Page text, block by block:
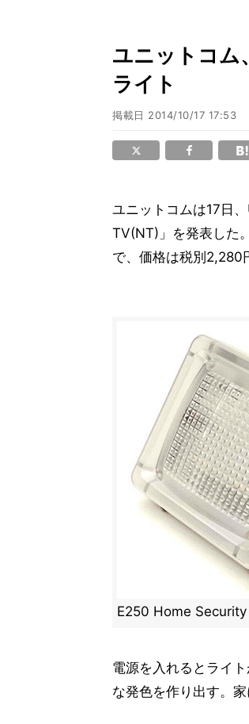
ユニットコム
ライト
掲載日 2014/10/17 17:53
ユニットコムは17日
TV(NT)」を発表した
で、価格は税別2,280
E250 Home
電源を入れるとライ
な発色を作り出す。